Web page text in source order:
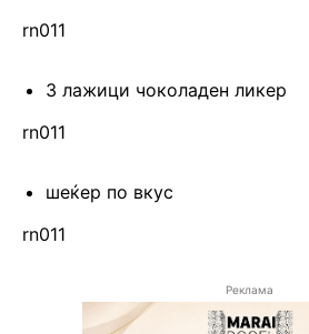
rn011
3 лажици чоколаден ликер
rn011
шеќер по вкус
rn011
Реклама